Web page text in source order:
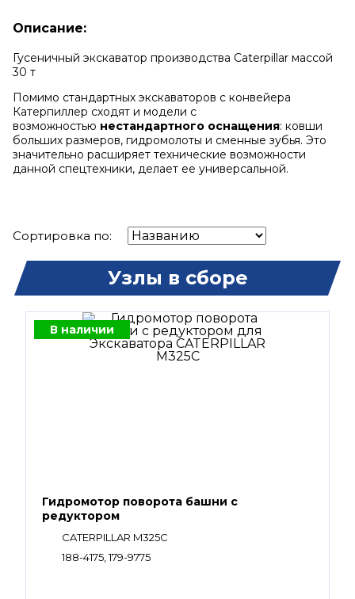
Описание:
Гусеничный экскаватор производства Caterpillar массой
30 т
Помимо стандартных экскаваторов с конвейера
Катерпиллер сходят и модели с
возможностью нестандартного оснащения: ковши
больших размеров, гидромолоты и сменные зубья. Это
значительно расширяет технические возможности
данной спецтехники, делает ее универсальной.
Сортировка по:
Узлы в сборе
В наличии
Гидромотор поворота башни с
редуктором
CATERPILLAR M325C
188-4175, 179-9775